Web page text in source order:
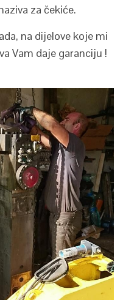
za čekiće.
na dijelove koje mi
Vam daje garanciju !